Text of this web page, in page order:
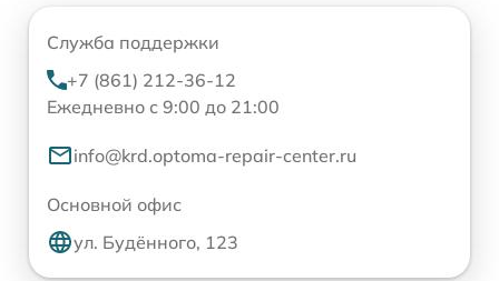
Служба поддержки
+7 (861) 212-36-12
Ежедневно с 9:00 до 21:00
info@krd.optoma-repair-center.ru
Основной офис
ул. Будённого, 123